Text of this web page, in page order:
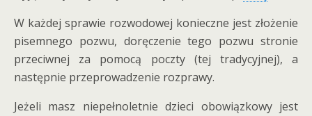
W każdej sprawie rozwodowej konieczne jest złożenie
pisemnego pozwu, doręczenie tego pozwu stronie
przeciwnej za pomocą poczty (tej tradycyjnej), a
następnie przeprowadzenie rozprawy.
Jeżeli masz niepełnoletnie dzieci obowiązkowy jest